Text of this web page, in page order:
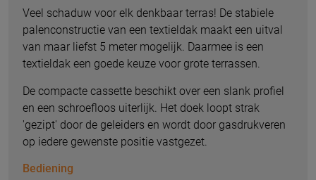
Veel schaduw voor elk denkbaar terras! De stabiele
palenconstructie van een textieldak maakt een uitval
van maar liefst 5 meter mogelijk. Daarmee is een
textieldak een goede keuze voor grote terrassen.
De compacte cassette beschikt over een slank profiel
en een schroefloos uiterlijk. Het doek loopt strak
'gezipt' door de geleiders en wordt door gasdrukveren
op iedere gewenste positie vastgezet.
Bediening